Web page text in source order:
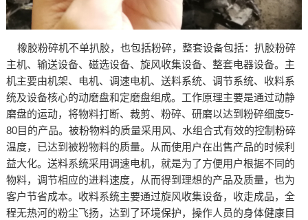
橡胶粉碎机不单扒胶，也包括粉碎，整套设备包括：扒胶粉碎
主机、输送设备、磁选设备、旋风收集设备、整套电器设备。主
机主要由机架、电机、调速电机、送料系统、调节系统、收料系
统及设备核心的动磨盘和定磨盘组成。工作原理主要是通过动静
磨盘的运动，将物料打断、裁剪、粉碎、研磨以达到粉碎细度5-
80目的产品。被粉物料的质量采用风、水组合式有效的控制粉碎
温度，已达到被粉物料的质量。从而使用户在出售产品的时候利
益大化。送料系统采用调速电机，就是为了方便用户根据不同的
物料，调节相应的进料速度，从而得到理想的产品及质量，也为
客户节省成本。收料系统主要通过旋风收集设备，收走成品，全
程无热河的粉尘飞扬，达到了环境保护，操作人员的身体健康目